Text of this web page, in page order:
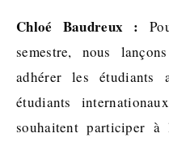
Chloé Baudreux :
semestre, nous
adhérer les étudiants
étudiants
souhaitent participer à